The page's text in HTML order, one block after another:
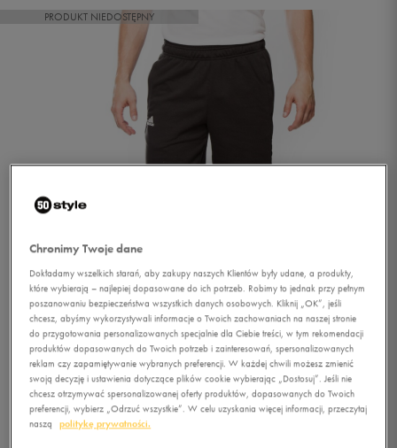
PRODUKT NIEDOSTĘPNY
Chronimy Twoje dane
Dokładamy wszelkich starań, aby zakupy naszych Klientów były udane, a produkty,
które wybierają – najlepiej dopasowane do ich potrzeb. Robimy to jednak przy pełnym
poszanowaniu bezpieczeństwa wszystkich danych osobowych. Kliknij „OK”, jeśli
chcesz, abyśmy wykorzystywali informacje o Twoich zachowaniach na naszej stronie
do przygotowania personalizowanych specjalnie dla Ciebie treści, w tym rekomendacji
produktów dopasowanych do Twoich potrzeb i zainteresowań, spersonalizowanych
reklam czy zapamiętywanie wybranych preferencji. W każdej chwili możesz zmienić
swoją decyzję i ustawienia dotyczące plików cookie wybierając „Dostosuj”. Jeśli nie
chcesz otrzymywać spersonalizowanej oferty produktów, dopasowanych do Twoich
preferencji, wybierz „Odrzuć wszystkie”. W celu uzyskania więcej informacji, przeczytaj
naszą
politykę prywatności.